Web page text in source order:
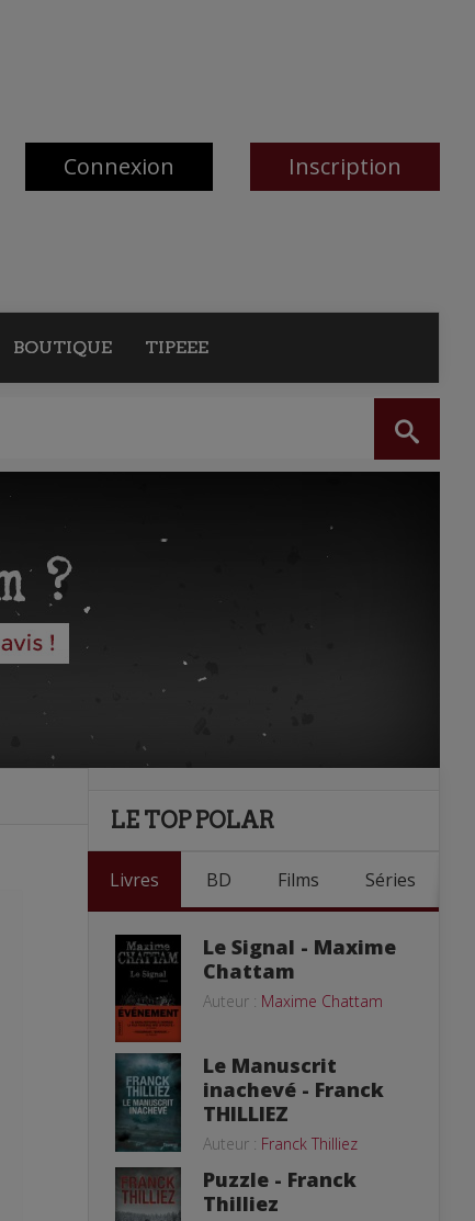
Connexion Inscription
BOUTIQUE TIPEEE
LE TOP POLAR
Livres BD Films Séries
Le Signal - Maxime
Chattam
Auteur : Maxime Chattam
Le Manuscrit
inachevé - Franck
THILLIEZ
Auteur : Franck Thilliez
Puzzle - Franck
Thilliez